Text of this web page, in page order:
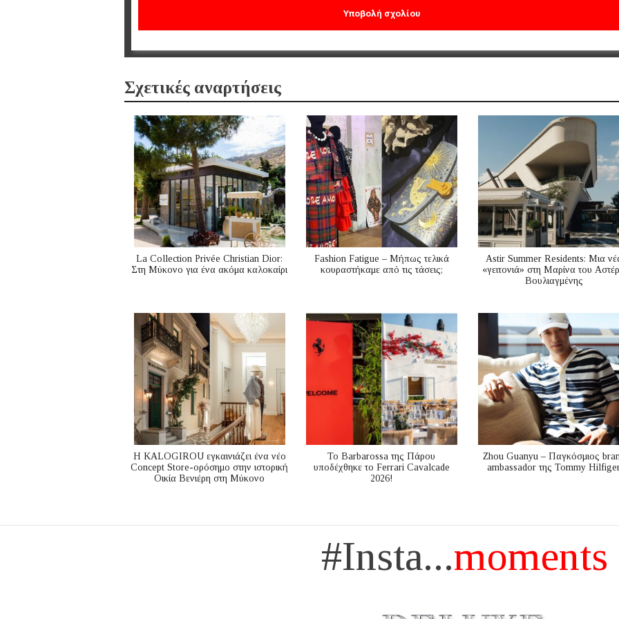
Σχετικές αναρτήσεις
La Collection Privée Christian Dior:
Στη Μύκονο για ένα ακόμα καλοκαίρι
Fashion Fatigue – Μήπως τελικά
κουραστήκαμε από τις τάσεις;
Astir Summer Residents: Μια
«γειτονιά» στη Μαρίνα του
Βουλιαγμένης
Η KALOGIROU εγκαινιάζει ένα νέο
Concept Store-ορόσημο στην ιστορική
Οικία Βενιέρη στη Μύκονο
Το Barbarossa της Πάρου
υποδέχθηκε το Ferrari Cavalcade
2026!
Zhou Guanyu – Παγκόσμιος
ambassador της Tommy
#Insta...moments